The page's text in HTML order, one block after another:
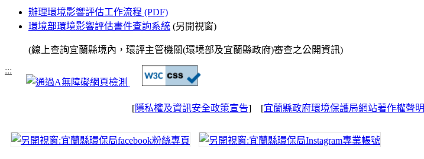
辦理環境影響評估工作流程 (PDF)
環境部環境影響評估書件查詢系統 (另開視窗)
(線上查詢宜蘭縣境內，環評主管機關(環境部及宜蘭縣政府)審查之公開資訊)
:::
[隱私權及資訊安全政策宣告] [宜蘭縣政府環境保護局網站著作權聲明